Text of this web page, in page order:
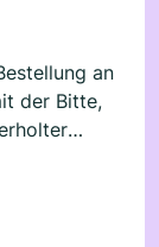
an
der Bitte,
12 in